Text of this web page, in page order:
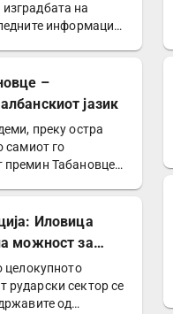
на
информации
–
јазик
преку остра
самиот го
премин Табановце…
Иловица
можност за
целокупното
рударски сектор се
од